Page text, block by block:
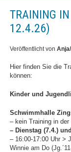
Das „Who is Who“
Schwimmhallen
Trainingszeiten
Sportforum
Hohenschönhausen
TRAINING
12.4.26)
Veröffentlicht von
Hier finden Sie die
können:
Kinder und
Schwimmhalle
– kein Training in
– Dienstag (7.4.)
– 16:00-17:00 Uhr >
Winnie am Do